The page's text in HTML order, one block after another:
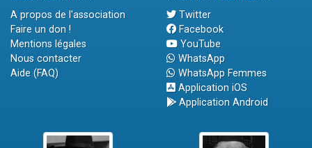
A propos de l'association
Faire un don !
Mentions légales
Nous contacter
Aide (FAQ)
Twitter
Facebook
YouTube
WhatsApp
WhatsApp Femmes
Application iOS
Application Android